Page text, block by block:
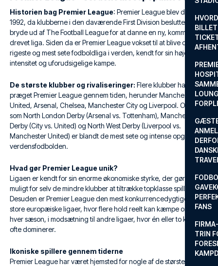
FANS
TRIN
Historien bag Premier League: Premier League blev dannet i
1992, da klubberne i den daværende First Division besluttede at
bryde ud af The Football League for at danne en ny, kommercielt
drevet liga. Siden da er Premier League vokset til at blive den
rigeste og mest sete fodboldliga i verden, kendt for sin høje
intensitet og uforudsigelige kampe.
De største klubber og rivaliseringer: Flere klubber har
præget Premier League gennem tiden, herunder Manchester
United, Arsenal, Chelsea, Manchester City og Liverpool. Opgør
som North London Derby (Arsenal vs. Tottenham), Manchester
Derby (City vs. United) og North West Derby (Liverpool vs.
Manchester United) er blandt de mest sete og intense opgør i
verdensfodbolden.
Hvad gør Premier League unik?
Ligaen er kendt for sin enorme økonomiske styrke, der gør det
muligt for selv de mindre klubber at tiltrække topklasse spillere.
Desuden er Premier League den mest konkurrencedygtige af de
store europæiske ligaer, hvor flere hold reelt kan kæmpe om titlen
hver sæson, i modsætning til andre ligaer, hvor én eller to klubber
ofte dominerer.
Ikoniske spillere gennem tiderne
Premier League har været hjemsted for nogle af de største spillere